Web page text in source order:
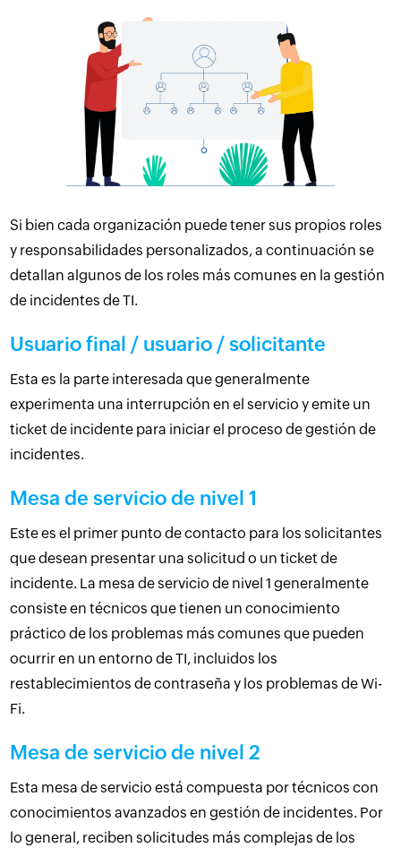
Si bien cada organización puede tener sus propios roles
y responsabilidades personalizados, a continuación se
detallan algunos de los roles más comunes en la gestión
de incidentes de TI.
Usuario final / usuario / solicitante
Esta es la parte interesada que generalmente
experimenta una interrupción en el servicio y emite un
ticket de incidente para iniciar el proceso de gestión de
incidentes.
Mesa de servicio de nivel 1
Este es el primer punto de contacto para los solicitantes
que desean presentar una solicitud o un ticket de
incidente. La mesa de servicio de nivel 1 generalmente
consiste en técnicos que tienen un conocimiento
práctico de los problemas más comunes que pueden
ocurrir en un entorno de TI, incluidos los
restablecimientos de contraseña y los problemas de Wi-
Fi.
Mesa de servicio de nivel 2
Esta mesa de servicio está compuesta por técnicos con
conocimientos avanzados en gestión de incidentes. Por
lo general, reciben solicitudes más complejas de los